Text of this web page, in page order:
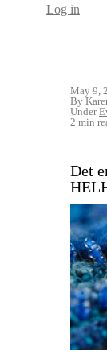
Log in
May 9,
By
Under
2 min
Det